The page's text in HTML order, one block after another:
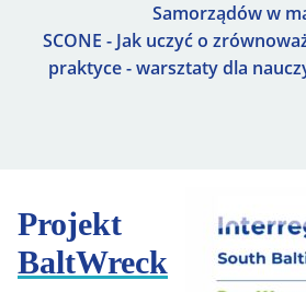
Samorządów w
SCONE - Jak uczyć o
praktyce - warsztaty dla
Projekt
BaltWreck